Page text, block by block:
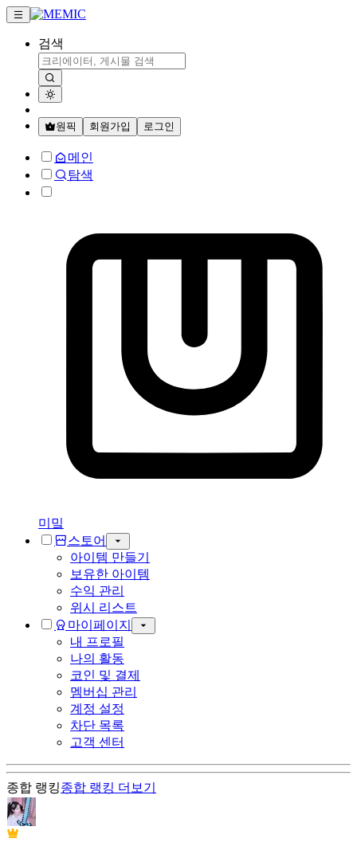
검색
원픽 회원가입 로그인
메인
탐색
미밐
스토어
아이템 만들기
보유한 아이템
수익 관리
위시 리스트
마이페이지
내 프로필
나의 활동
코인 및 결제
멤버십 관리
계정 설정
차단 목록
고객 센터
종합 랭킹종합 랭킹 더보기